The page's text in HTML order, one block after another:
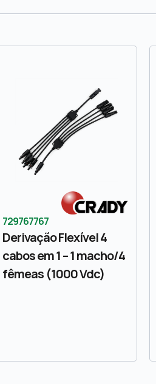
729767767
Derivação Flexível 4
cabos em 1 – 1 macho/4
fêmeas (1000 Vdc)